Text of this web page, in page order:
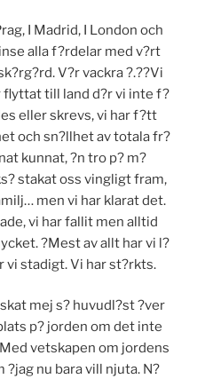
I Madrid, I London och
alla f?rdelar med v?rt
V?r vackra ?.??Vi
flyttat till land d?r vi inte f?
eller skrevs, vi har f?tt
och sn?llhet av totala fr?
kunnat, ?n tro p? m?
stakat oss vingligt fram,
men vi har klarat det.
vi har fallit men alltid
?Mest av allt har vi l?
stadigt. Vi har st?rkts.
mej s? huvudl?st ?ver
p? jorden om det inte
vetskapen om jordens
?jag nu bara vill njuta. N?